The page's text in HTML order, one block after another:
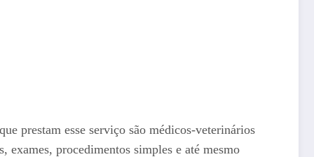
prestam esse serviço são médicos-veterinários
procedimentos simples e até mesmo